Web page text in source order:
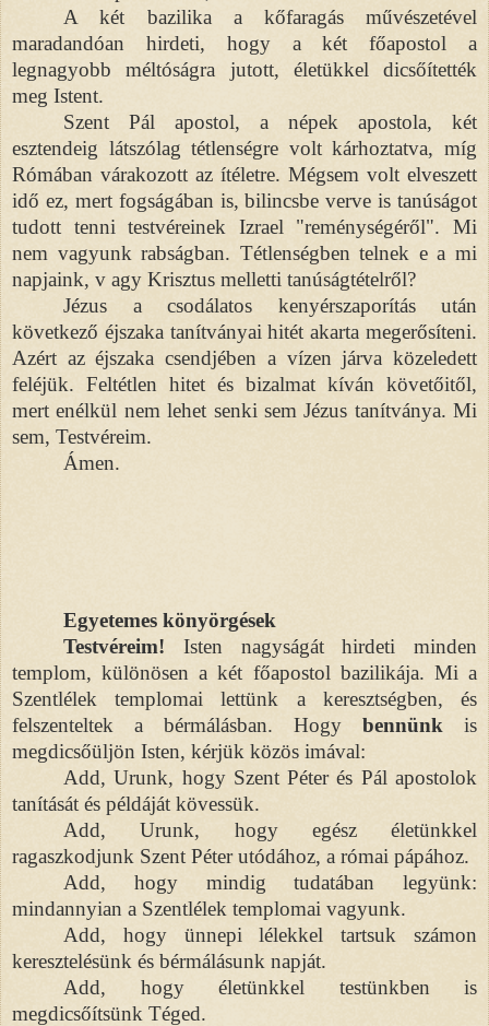
A két bazilika a kőfaragás művészetével
maradandóan hirdeti, hogy a két főapostol a
legnagyobb méltóságra jutott, életükkel dicsőítették
meg Istent.
Szent Pál apostol, a népek apostola, két
esztendeig látszólag tétlenségre volt kárhoztatva, míg
Rómában várakozott az ítéletre. Mégsem volt elveszett
idő ez, mert fogságában is, bilincsbe verve is tanúságot
tudott tenni testvéreinek Izrael "reménységéről". Mi
nem vagyunk rabságban. Tétlenségben telnek e a mi
napjaink, v agy Krisztus melletti tanúságtételről?
Jézus a csodálatos kenyérszaporítás után
következő éjszaka tanítványai hitét akarta megerősíteni.
Azért az éjszaka csendjében a vízen járva közeledett
feléjük. Feltétlen hitet és bizalmat kíván követőitől,
mert enélkül nem lehet senki sem Jézus tanítványa. Mi
sem, Testvéreim.
Ámen.
Egyetemes könyörgések
Testvéreim! Isten nagyságát hirdeti minden
templom, különösen a két főapostol bazilikája. Mi a
Szentlélek templomai lettünk a keresztségben, és
felszenteltek a bérmálásban. Hogy bennünk is
megdicsőüljön Isten, kérjük közös imával:
Add, Urunk, hogy Szent Péter és Pál apostolok
tanítását és példáját kövessük.
Add, Urunk, hogy egész életünkkel
ragaszkodjunk Szent Péter utódához, a római pápához.
Add, hogy mindig tudatában legyünk:
mindannyian a Szentlélek templomai vagyunk.
Add, hogy ünnepi lélekkel tartsuk számon
keresztelésünk és bérmálásunk napját.
Add, hogy életünkkel testünkben is
megdicsőítsünk Téged.